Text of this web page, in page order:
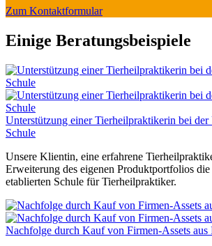
Zum Kontaktformular
Einige Beratungsbeispiele
Unterstützung einer Tierheilpraktikerin bei der
Schule
Unsere Klientin, eine erfahrene
Erweiterung des eigenen Produktportfolios
etablierten Schule für Tierheilpraktiker.
Nachfolge durch Kauf von Firmen-Assets aus